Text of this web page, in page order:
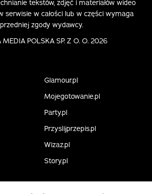
tekstów, zdjęć i materiałów wideo
serwisie w całości lub w części wymaga
zgody wydawcy.
MEDIA POLSKA SP. Z O. O. 2026
Glamour.pl
Mojegotowanie.pl
Party.pl
Przyslijprzepis.pl
Wizaz.pl
Story.pl